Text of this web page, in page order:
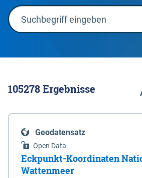
105278Ergebnisse
Geodatensatz
Open Data
Eckpunkt-Koordinaten
Wattenmeer